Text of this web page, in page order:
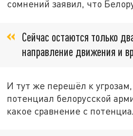
сомнений заявил, что
Сейчас остаются только
направление движения и
И тут же перешёл к угрозам,
потенциал белорусской
какое сравнение с